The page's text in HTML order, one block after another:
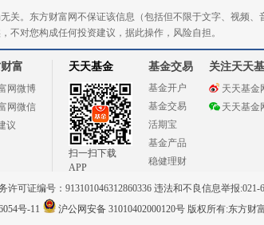
关。东方财富网不保证该信息（包括但不限于文字、视频
不对您构成任何投资建议，据此操作，风险自担。
富
网微博
网微信
议
天天基金
扫一扫下载
APP
基金交易
基金开户
基金交易
活期宝
基金产品
稳健理财
关注天天
天天基金
天天基金
可证编号：913101046312860336 违法和不良信息举报:021-
号-11 沪公网安备 31010402000120号版权所有:东方财